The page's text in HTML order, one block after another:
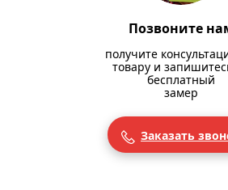
Позвоните
получите
товару и
бесплатный
замер
Заказать